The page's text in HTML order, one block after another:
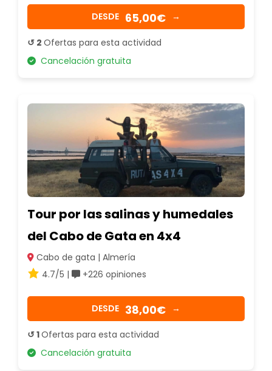
DESDE 65,00€ →
↺ 2 Ofertas para esta actividad
Cancelación gratuita
Tour por las salinas y humedales
del Cabo de Gata en 4x4
Cabo de gata | Almería
4.7/5 |
+226 opiniones
DESDE 38,00€ →
↺ 1Ofertas para esta actividad
Cancelación gratuita